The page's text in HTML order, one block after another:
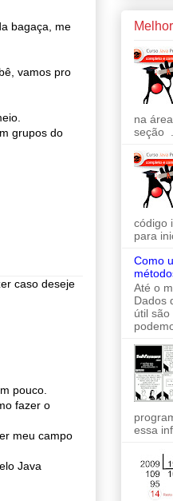
bagaça, me
vamos pro
grupos do
caso deseje
pouco.
fazer o
meu campo
Java
na
seção ...
código
para
Como
Até o
Dados
útil
essa